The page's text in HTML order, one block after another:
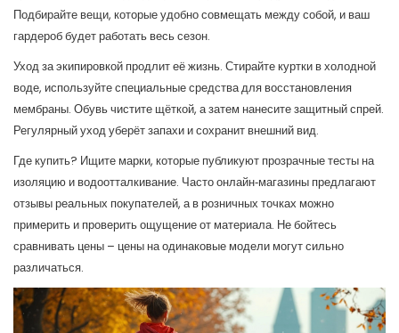
Подбирайте вещи, которые удобно совмещать между собой, и ваш
гардероб будет работать весь сезон.
Уход за экипировкой продлит её жизнь. Стирайте куртки в холодной
воде, используйте специальные средства для восстановления
мембраны. Обувь чистите щёткой, а затем нанесите защитный спрей.
Регулярный уход уберёт запахи и сохранит внешний вид.
Где купить? Ищите марки, которые публикуют прозрачные тесты на
изоляцию и водоотталкивание. Часто онлайн‑магазины предлагают
отзывы реальных покупателей, а в розничных точках можно
примерить и проверить ощущение от материала. Не бойтесь
сравнивать цены – цены на одинаковые модели могут сильно
различаться.